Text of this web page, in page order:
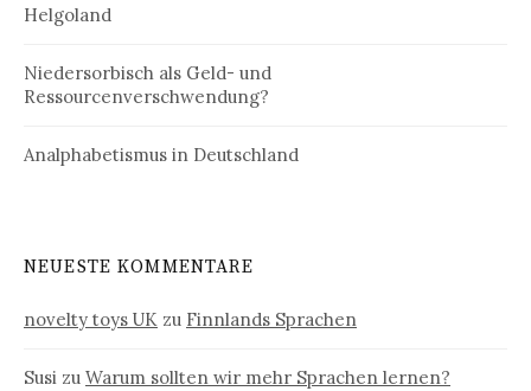
Helgoland
Niedersorbisch als Geld- und
Ressourcenverschwendung?
Analphabetismus in Deutschland
NEUESTE KOMMENTARE
novelty toys UK zu Finnlands Sprachen
Susi zu Warum sollten wir mehr Sprachen lernen?